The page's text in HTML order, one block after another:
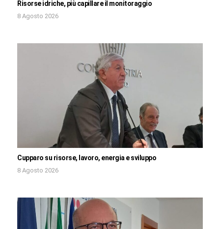
Risorse idriche, più capillare il monitoraggio
8 Agosto 2026
Cupparo su risorse, lavoro, energia e sviluppo
8 Agosto 2026